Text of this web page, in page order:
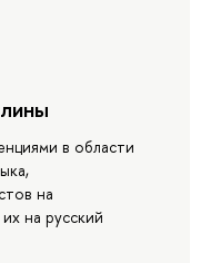
в области
на
на русский